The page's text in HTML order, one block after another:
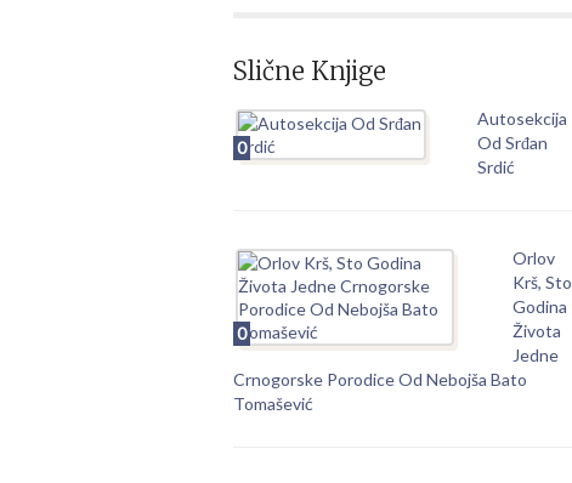
Slične Knjige
0
Autosekcija
Od Srđan
Srdić
0
Orlov
Krš, Sto
Godina
Života
Jedne
Crnogorske Porodice Od Nebojša Bato
Tomašević